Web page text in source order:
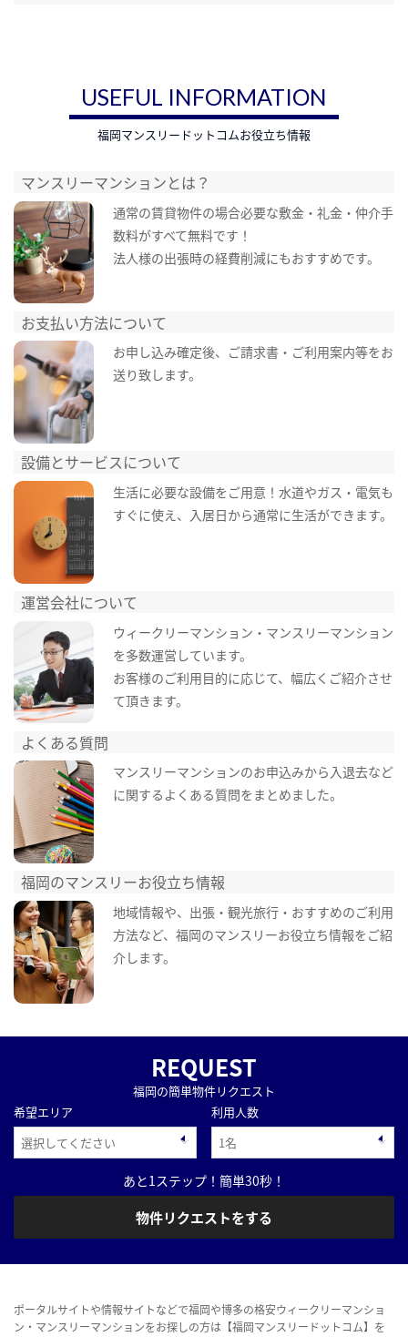
USEFUL INFORMATION
福岡マンスリードットコムお役立ち情報
マンスリーマンションとは？
通常の賃貸物件の場合必要な敷金・礼金・仲介手
数料がすべて無料です！
法人様の出張時の経費削減にもおすすめです。
お支払い方法について
お申し込み確定後、ご請求書・ご利用案内等をお
送り致します。
設備とサービスについて
生活に必要な設備をご用意！水道やガス・電気も
すぐに使え、入居日から通常に生活ができます。
運営会社について
ウィークリーマンション・マンスリーマンション
を多数運営しています。
お客様のご利用目的に応じて、幅広くご紹介させ
て頂きます。
よくある質問
マンスリーマンションのお申込みから入退去など
に関するよくある質問をまとめました。
福岡のマンスリーお役立ち情報
地域情報や、出張・観光旅行・おすすめのご利用
方法など、福岡のマンスリーお役立ち情報をご紹
介します。
REQUEST
福岡の簡単物件リクエスト
希望エリア
利用人数
あと1ステップ！簡単30秒！
物件リクエストをする
ポータルサイトや情報サイトなどで福岡や博多の格安ウィークリーマンショ
ン・マンスリーマンションをお探しの方は【福岡マンスリードットコム】を